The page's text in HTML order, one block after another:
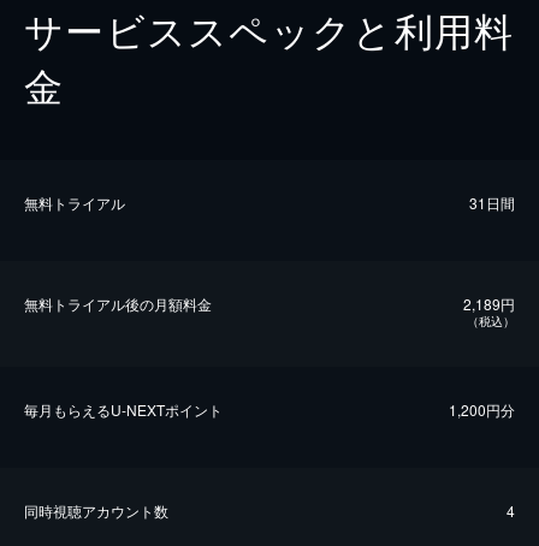
サービススペックと利用料
金
無料トライアル 31日間
無料トライアル後の⽉額料金 2,189円
（税込）
毎⽉もらえるU-NEXTポイント 1,200円分
同時視聴アカウント数 4